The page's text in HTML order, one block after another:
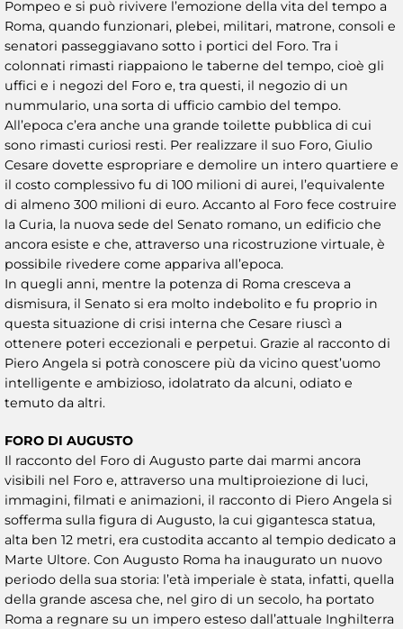
Pompeo e si può rivivere l’emozione della vita del tempo a
Roma, quando funzionari, plebei, militari, matrone, consoli e
senatori passeggiavano sotto i portici del Foro. Tra i
colonnati rimasti riappaiono le taberne del tempo, cioè gli
uffici e i negozi del Foro e, tra questi, il negozio di un
nummulario, una sorta di ufficio cambio del tempo.
All’epoca c’era anche una grande toilette pubblica di cui
sono rimasti curiosi resti. Per realizzare il suo Foro, Giulio
Cesare dovette espropriare e demolire un intero quartiere e
il costo complessivo fu di 100 milioni di aurei, l’equivalente
di almeno 300 milioni di euro. Accanto al Foro fece costruire
la Curia, la nuova sede del Senato romano, un edificio che
ancora esiste e che, attraverso una ricostruzione virtuale, è
possibile rivedere come appariva all’epoca.
In quegli anni, mentre la potenza di Roma cresceva a
dismisura, il Senato si era molto indebolito e fu proprio in
questa situazione di crisi interna che Cesare riuscì a
ottenere poteri eccezionali e perpetui. Grazie al racconto di
Piero Angela si potrà conoscere più da vicino quest’uomo
intelligente e ambizioso, idolatrato da alcuni, odiato e
temuto da altri.
FORO DI AUGUSTO
Il racconto del Foro di Augusto parte dai marmi ancora
visibili nel Foro e, attraverso una multiproiezione di luci,
immagini, filmati e animazioni, il racconto di Piero Angela si
sofferma sulla figura di Augusto, la cui gigantesca statua,
alta ben 12 metri, era custodita accanto al tempio dedicato a
Marte Ultore. Con Augusto Roma ha inaugurato un nuovo
periodo della sua storia: l’età imperiale è stata, infatti, quella
della grande ascesa che, nel giro di un secolo, ha portato
Roma a regnare su un impero esteso dall’attuale Inghilterra